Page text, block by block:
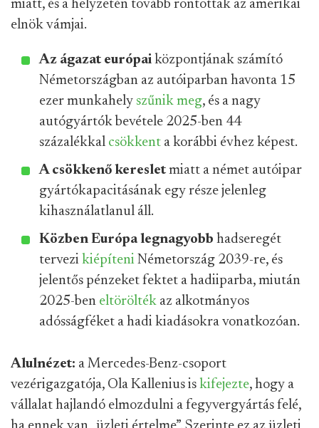
miatt, és a helyzetén tovább rontottak az amerikai
elnök vámjai.
Az ágazat európai központjának számító
Németországban az autóiparban havonta 15
ezer munkahely szűnik meg, és a nagy
autógyártók bevétele 2025-ben 44
százalékkal csökkent a korábbi évhez képest.
A csökkenő kereslet miatt a német autóipar
gyártókapacitásának egy része jelenleg
kihasználatlanul áll.
Közben Európa legnagyobb hadseregét
tervezi kiépíteni Németország 2039-re, és
jelentős pénzeket fektet a hadiiparba, miután
2025-ben eltörölték az alkotmányos
adósságféket a hadi kiadásokra vonatkozóan.
Alulnézet: a Mercedes-Benz-csoport
vezérigazgatója, Ola Kallenius is kifejezte, hogy a
vállalat hajlandó elmozdulni a fegyvergyártás felé,